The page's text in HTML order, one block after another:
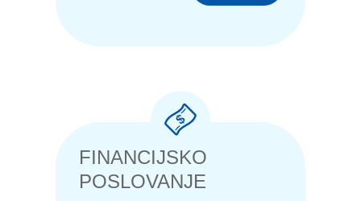
FINANCIJSKO
POSLOVANJE